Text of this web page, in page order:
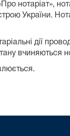
нотаріат»,
України.
дії
вчиняються